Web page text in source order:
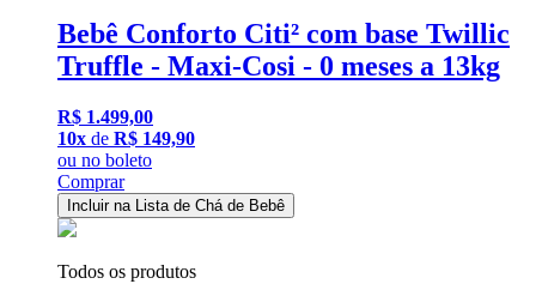
Bebê Conforto Citi² com base Twillic
Truffle - Maxi-Cosi - 0 meses a 13kg
R$ 1.499,00
10x de R$ 149,90
ou no boleto
Comprar
Incluir na Lista de Chá de Bebê
Todos os produtos